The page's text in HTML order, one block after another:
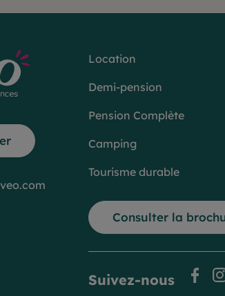
Location
Demi-pension
Pension Complète
Camping
Tourisme durable
Consulter la
Suivez-nous